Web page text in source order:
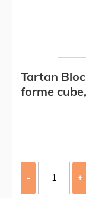
Tartan
forme
- +